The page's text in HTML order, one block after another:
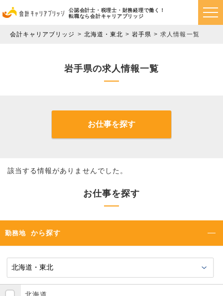
公認会計士・税理士・財務経理で働く！
転職なら会計キャリアブリッジ
会計キャリアブリッジ 北海道・東北 岩手県 求人情報一覧
岩手県の求人情報一覧
お仕事を探す
該当する情報がありませんでした。
お仕事を探す
勤務地 から探す